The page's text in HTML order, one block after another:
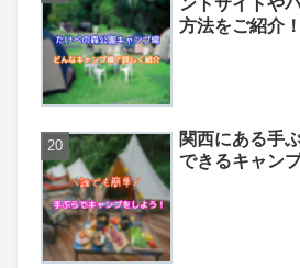
方法をご紹介！
関西にある手
できるキャン